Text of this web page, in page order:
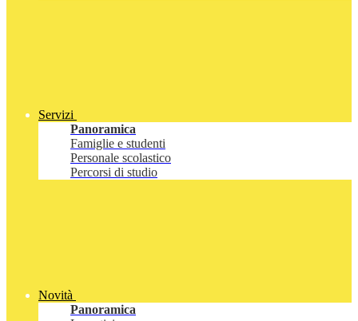
Servizi
Panoramica
Famiglie e studenti
Personale scolastico
Percorsi di studio
Novità
Panoramica